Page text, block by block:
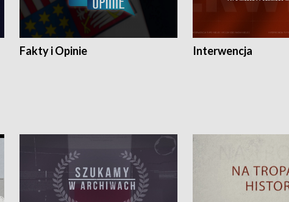
Fakty i Opinie Interwencja